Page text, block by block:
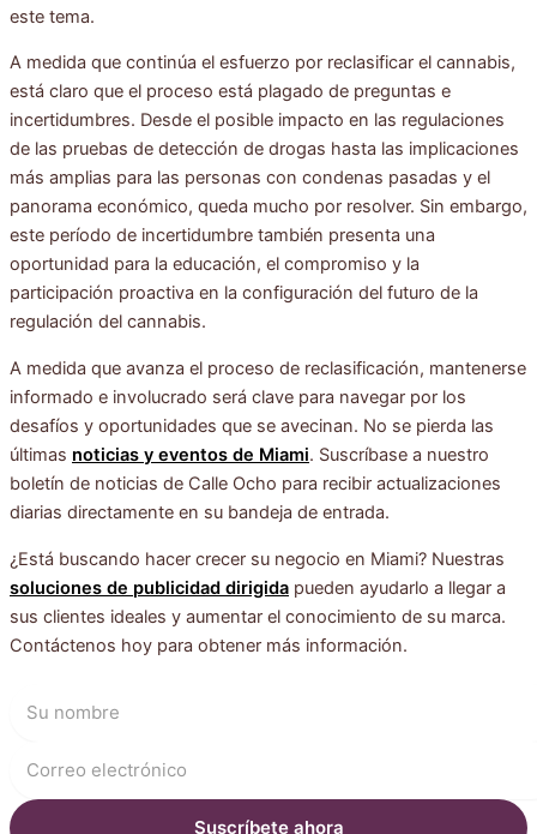
este tema.
A medida que continúa el esfuerzo por reclasificar el cannabis,
está claro que el proceso está plagado de preguntas e
incertidumbres. Desde el posible impacto en las regulaciones
de las pruebas de detección de drogas hasta las implicaciones
más amplias para las personas con condenas pasadas y el
panorama económico, queda mucho por resolver. Sin embargo,
este período de incertidumbre también presenta una
oportunidad para la educación, el compromiso y la
participación proactiva en la configuración del futuro de la
regulación del cannabis.
A medida que avanza el proceso de reclasificación, mantenerse
informado e involucrado será clave para navegar por los
desafíos y oportunidades que se avecinan. No se pierda las
últimas noticias y eventos de Miami. Suscríbase a nuestro
boletín de noticias de Calle Ocho para recibir actualizaciones
diarias directamente en su bandeja de entrada.
¿Está buscando hacer crecer su negocio en Miami? Nuestras
soluciones de publicidad dirigida pueden ayudarlo a llegar a
sus clientes ideales y aumentar el conocimiento de su marca.
Contáctenos hoy para obtener más información.